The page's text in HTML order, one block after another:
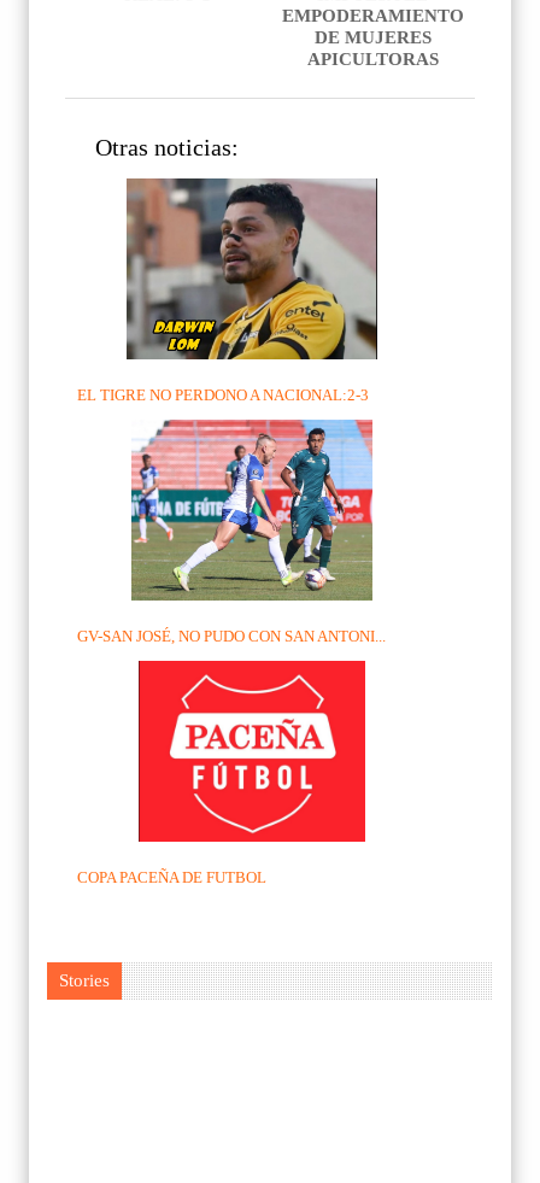
EMPODERAMIENTO
DE MUJERES
APICULTORAS
Otras noticias:
EL TIGRE NO PERDONO A NACIONAL:2-3
GV-SAN JOSÉ, NO PUDO CON SAN ANTONI...
COPA PACEÑA DE FUTBOL
Stories